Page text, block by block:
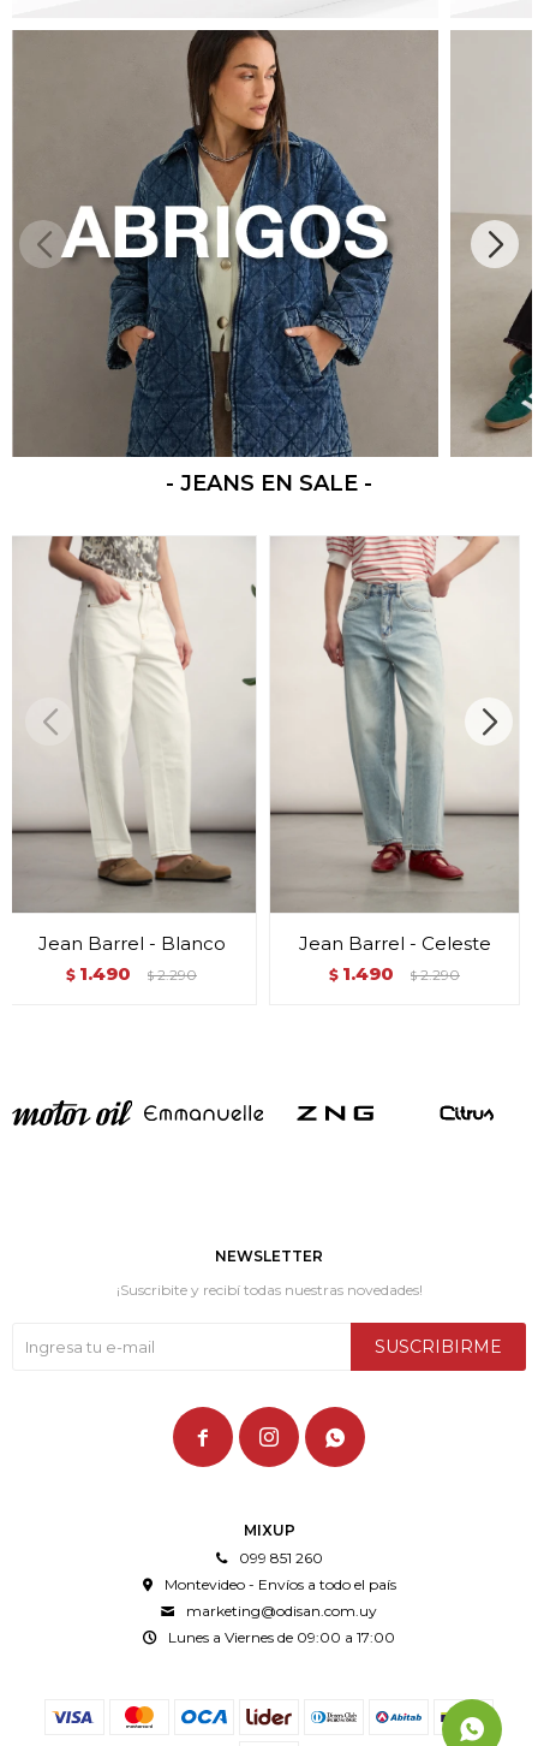
- JEANS EN SALE -
Jean Barrel - Blanco
$ 1.490 $ 2.290
Jean Barrel - Celeste
$ 1.490 $ 2.290
MIXUP
099 851 260
Montevideo - Envíos a todo el país
marketing@odisan.com.uy
Lunes a Viernes de 09:00 a 17:00
NEWSLETTER
¡Suscribite y recibí todas nuestras novedades!
SUSCRIBIRME
  